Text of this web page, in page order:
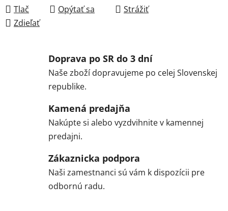
Tlač Opýtať sa
Strážiť
Zdieľať
Doprava po SR do 3 dní
Naše zboží dopravujeme po celej Slovenskej
republike.
Kamená predajňa
Nakúpte si alebo vyzdvihnite v kamennej
predajni.
Zákaznicka podpora
Naši zamestnanci sú vám k dispozícii pre
odbornú radu.